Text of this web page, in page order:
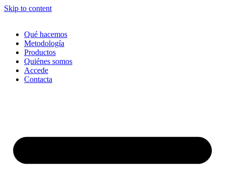
Skip to content
Qué hacemos
Metodología
Productos
Quiénes somos
Accede
Contacta